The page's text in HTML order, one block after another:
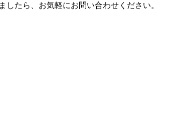
たら、お気軽にお問い合わせください。